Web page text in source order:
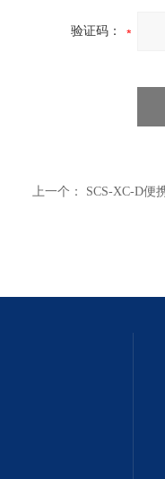
验证码：
上一个： SCS-XC-D便携